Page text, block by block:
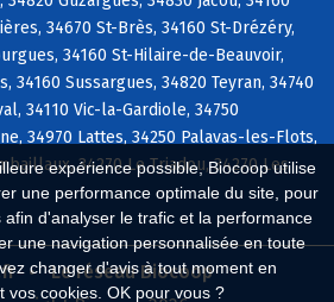
expérience possible, Biocoop utilise
une performance optimale du site, pour
afin d'analyser le trafic et la performance
une navigation personnalisée en toute
changer d'avis à tout moment en
vos cookies. OK pour vous ?
34670 St-Brès, 34160 St-Drézéry,
34160 St-Hilaire-de-Beauvoir,
34160 Sussargues, 34820 Teyran, 34740
34110 Vic-la-Gardiole, 34750
34970 Lattes, 34250 Palavas-les-Flots,
34270 Le Triadou, 34270 Les
Le réseau Biocoop